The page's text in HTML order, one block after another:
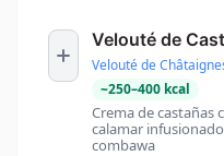
Velouté de
Velouté de
~250–400 kcal
Crema de castañas
calamar
combawa